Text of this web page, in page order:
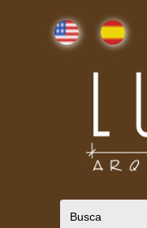
English Español